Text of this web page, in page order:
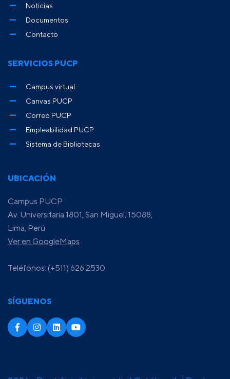
UBICACIÓN
Campus PUCP
Av. Universitaria 1801, San Miguel, 15088,
Lima, Perú
Ver en GoogleMaps
Teléfonos: (+511) 626 2530
SÍGUENOS
Noticias
Documentos
Contacto
SERVICIOS PUCP
Campus virtual
Canvas PUCP
Correo PUCP
Empleabilidad PUCP
Sistema de Bibliotecas